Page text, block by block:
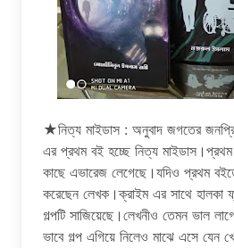
★নিত্য মাইডাস : অনুবাদ জগতের
এর প্রথম বই হচ্ছে নিত্য মাইডাস।প্রথম
কাছে এভারেজ লেগেছে।যদিও প্রথম
করেছেন লেখক।ক্রাইম এর সাথে হালকা
গল্পটি সাজিয়েছে।লেখনীও তেমন ভাল
ভাবে গল্প এগিয়ে নিলেও মাঝে এসে যেন